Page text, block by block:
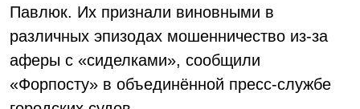
Павлюк. Их признали виновными в
различных эпизодах мошенничество из-за
аферы с «сиделками», сообщили
«Форпосту» в объединённой пресс-службе